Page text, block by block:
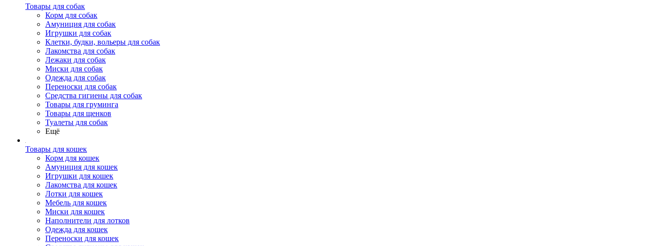
Товары для собак
Корм для собак
Амуниция для собак
Игрушки для собак
Клетки, будки, вольеры для собак
Лакомства для собак
Лежаки для собак
Миски для собак
Одежда для собак
Переноски для собак
Средства гигиены для собак
Товары для груминга
Товары для щенков
Туалеты для собак
Ещё
Товары для кошек
Корм для кошек
Амуниция для кошек
Игрушки для кошек
Лакомства для кошек
Лотки для кошек
Мебель для кошек
Миски для кошек
Наполнители для лотков
Одежда для кошек
Переноски для кошек